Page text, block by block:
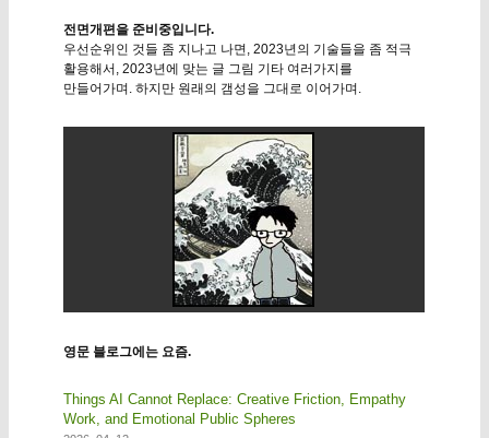
전면개편을 준비중입니다.
우선순위인 것들 좀 지나고 나면, 2023년의 기술들을 좀 적극
활용해서, 2023년에 맞는 글 그림 기타 여러가지를
만들어가며. 하지만 원래의 갬성을 그대로 이어가며.
영문 블로그에는 요즘.
Things AI Cannot Replace: Creative Friction, Empathy
Work, and Emotional Public Spheres